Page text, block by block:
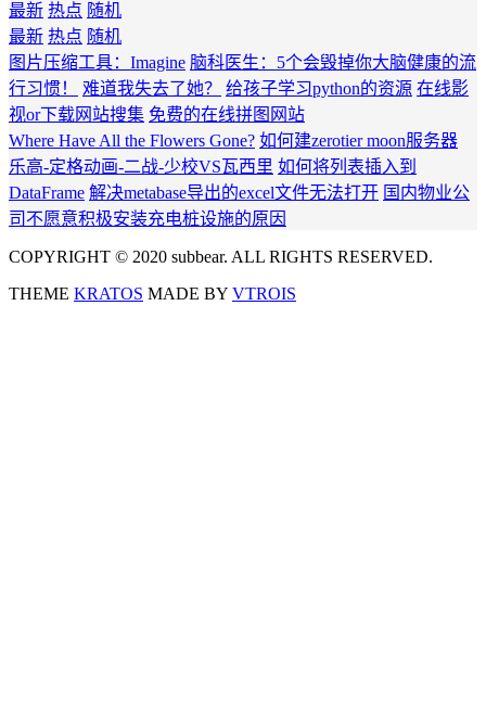
最新 热点 随机
最新 热点 随机
图片压缩工具：Imagine 脑科医生：5个会毁掉你大脑健康的流
行习惯！
难道我失去了她？ 给孩子学习python的资源 在线影
视or下载网站搜集 免费的在线拼图网站
Where Have All the Flowers Gone? 如何建zerotier moon服务器
乐高-定格动画-二战-少校VS瓦西里 如何将列表插入到
DataFrame 解决metabase导出的excel文件无法打开 国内物业公
司不愿意积极安装充电桩设施的原因
COPYRIGHT © 2020 subbear. ALL RIGHTS RESERVED.
THEME KRATOS MADE BY VTROIS